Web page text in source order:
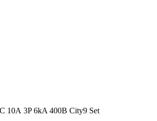
10А 3P 6kA 400В City9 Set